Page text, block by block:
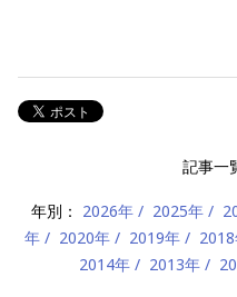
記事一
年別： 2026年 2025年
年
2020年 2019年
2014年
2013年